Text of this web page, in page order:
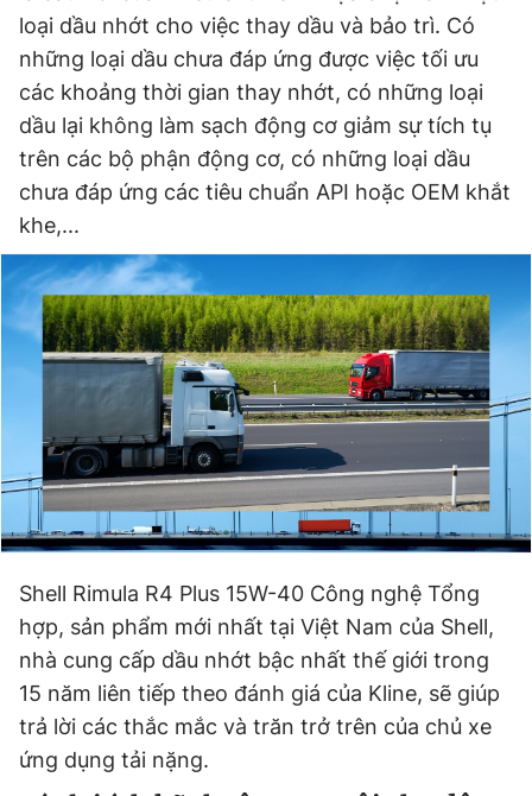
Giấy phép xuất bản số 110/GP - BTTTT cấp ngày 24.3.2020
© 2003-2026 Bản quyền thuộc về Báo Thanh Niên. Cấm sao
chép dưới mọi hình thức nếu không có sự chấp thuận bằng văn
bản. Phát triển bởi ePi Technologies, JSC.
loại dầu nhớt cho việc thay dầu và bảo trì. Có
những loại dầu chưa đáp ứng được việc tối ưu
các khoảng thời gian thay nhớt, có những loại
dầu lại không làm sạch động cơ giảm sự tích tụ
trên các bộ phận động cơ, có những loại dầu
chưa đáp ứng các tiêu chuẩn API hoặc OEM khắt
khe,...
Shell Rimula R4 Plus 15W-40 Công nghệ Tổng
hợp, sản phẩm mới nhất tại Việt Nam của Shell,
nhà cung cấp dầu nhớt bậc nhất thế giới trong
15 năm liên tiếp theo đánh giá của Kline, sẽ giúp
trả lời các thắc mắc và trăn trở trên của chủ xe
ứng dụng tải nặng.